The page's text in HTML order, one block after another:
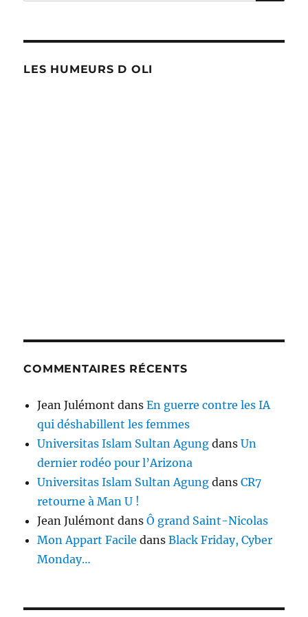
LES HUMEURS D OLI
COMMENTAIRES RÉCENTS
Jean Julémont dansEn guerre contre les IA
qui déshabillent les femmes
Universitas Islam Sultan Agung dansUn
dernier rodéo pour l’Arizona
Universitas Islam Sultan Agung dansCR7
retourne à Man U !
Jean Julémont dansÔ grand Saint-Nicolas
Mon Appart Facile dansBlack Friday, Cyber
Monday…